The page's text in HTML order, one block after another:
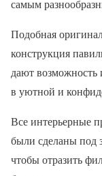
самым
Подобная
конструкция
дают
в уютной и
Все интерьерные
были сделаны под
чтобы отразить